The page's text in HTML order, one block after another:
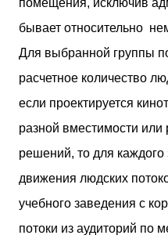
помещения, исключив
бывает относительно
Для выбранной группы
расчетное количество
если проектируется
разной вместимости или
решений, то для каждого
движения людских
учебного заведения с
потоки из аудиторий по